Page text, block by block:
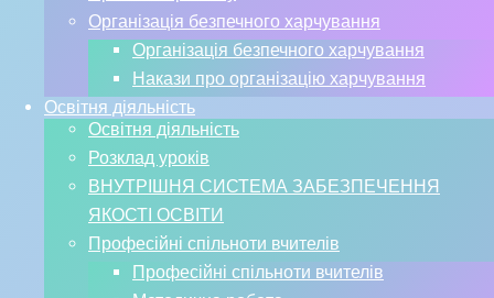
Організація безпечного харчування
Організація безпечного харчування
Накази про організацію харчування
Освітня діяльність
Освітня діяльність
Розклад уроків
ВНУТРІШНЯ СИСТЕМА ЗАБЕЗПЕЧЕННЯ
ЯКОСТІ ОСВІТИ
Професійні спільноти вчителів
Професійні спільноти вчителів